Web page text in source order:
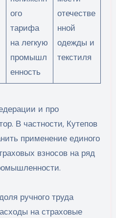
ого
тарифа
на легкую
промышл
енность
отечестве
нной
одежды и
текстиля
и про
В частности, Кутепов
применение единого
взносов на ряд
ручного труда
на страховые